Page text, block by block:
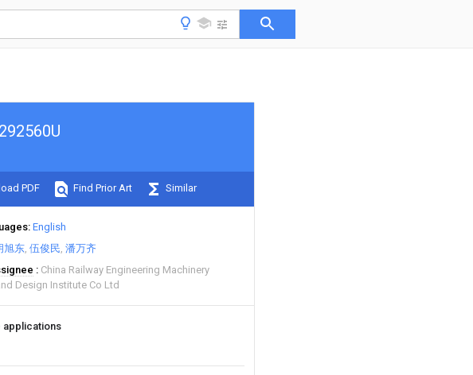
PDF Find Prior Art Similar
English
旭东 伍俊民 潘万齐
China Railway Engineering Machinery
Design Institute Co Ltd
applications